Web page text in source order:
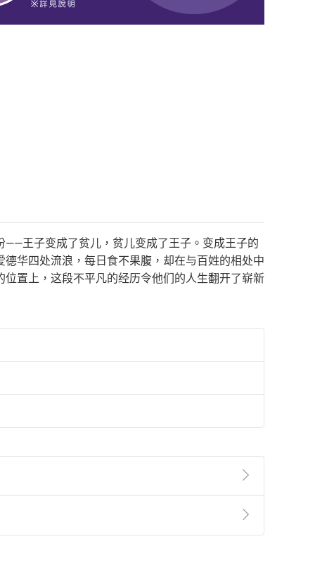
王子变成了贫儿，贫儿变成了王子。变成王子的
华四处流浪，每日食不果腹，却在与百姓的相处中
置上，这段不平凡的经历令他们的人生翻开了崭新
第2條第5款之規定，「非以有形媒介提供之數位